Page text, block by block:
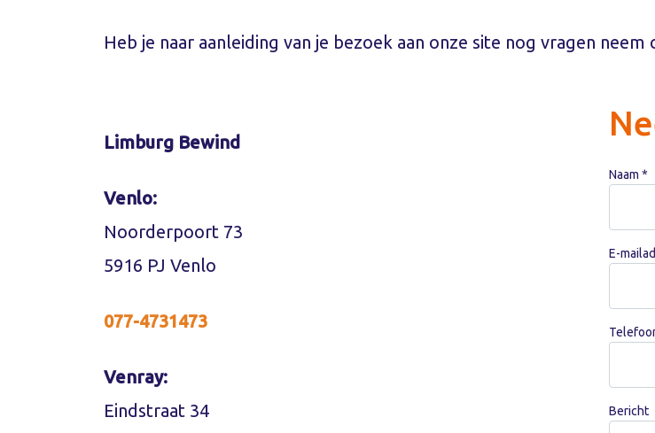
Heb je naar aanleiding van je bezoek aan onze site nog vragen
Limburg Bewind
Venlo:
Noorderpoort 73
5916 PJ Venlo
077-4731473
Venray:
Eindstraat 34
Naam *
E-
Bericht